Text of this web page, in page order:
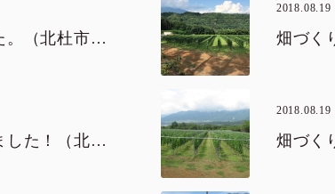
甲州ブドウの収穫が終わりました。（北杜市・韮崎市）
シャルドネの収穫をスタートしました！（北杜市）
2018.08.19
畑づく
2018.08.19
畑づく